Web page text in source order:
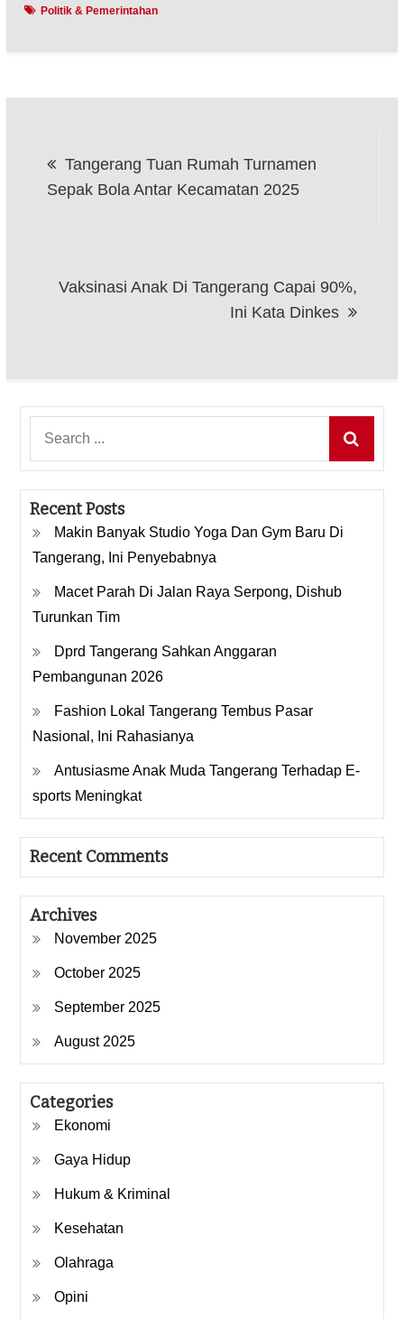
Politik & Pemerintahan
navigation
Tangerang Tuan Rumah Turnamen
Sepak Bola Antar Kecamatan 2025
Vaksinasi Anak Di Tangerang Capai 90%,
Ini Kata Dinkes
Recent Posts
Makin Banyak Studio Yoga Dan Gym Baru Di
Tangerang, Ini Penyebabnya
Macet Parah Di Jalan Raya Serpong, Dishub
Turunkan Tim
Dprd Tangerang Sahkan Anggaran
Pembangunan 2026
Fashion Lokal Tangerang Tembus Pasar
Nasional, Ini Rahasianya
Antusiasme Anak Muda Tangerang Terhadap E-
sports Meningkat
Recent Comments
Archives
November 2025
October 2025
September 2025
August 2025
Categories
Ekonomi
Gaya Hidup
Hukum & Kriminal
Kesehatan
Olahraga
Opini